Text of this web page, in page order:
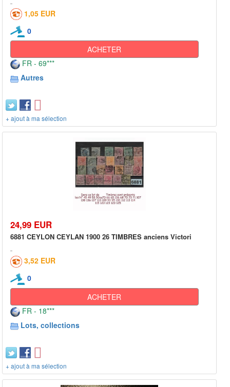
1,05 EUR
0
ACHETER
FR - 69***
Autres
+ ajout à ma sélection
24,99 EUR
6881 CEYLON CEYLAN 1900 26 TIMBRES anciens Victori
3,52 EUR
0
ACHETER
FR - 18***
Lots, collections
+ ajout à ma sélection